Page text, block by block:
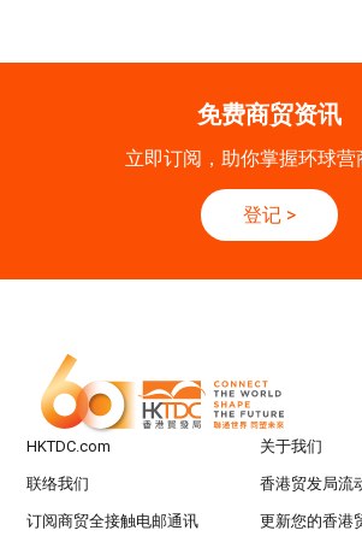
SEP
运输物流学会国际会议 2026
「香港好物节 (东盟)」2026
13.10.2026 -
免费商贸资讯
立即订阅，助你掌握环球营
登记 >
HKTDC.com 关于我们
联络我们 香港贸发局流
订阅商贸全接触电邮通讯 更新您的香港